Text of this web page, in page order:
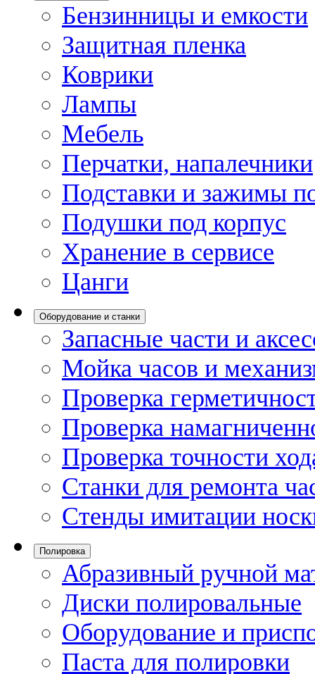
Бензинницы и емкости
Защитная пленка
Коврики
Лампы
Мебель
Перчатки, напалечники
Подставки и зажимы
Подушки под корпус
Хранение в сервисе
Цанги
Оборудование и станки
Запасные части и
Мойка часов и
Проверка
Проверка
Проверка точности
Станки для ремонта
Стенды имитации
Полировка
Абразивный ручной
Диски полировальные
Оборудование и
Паста для полировки